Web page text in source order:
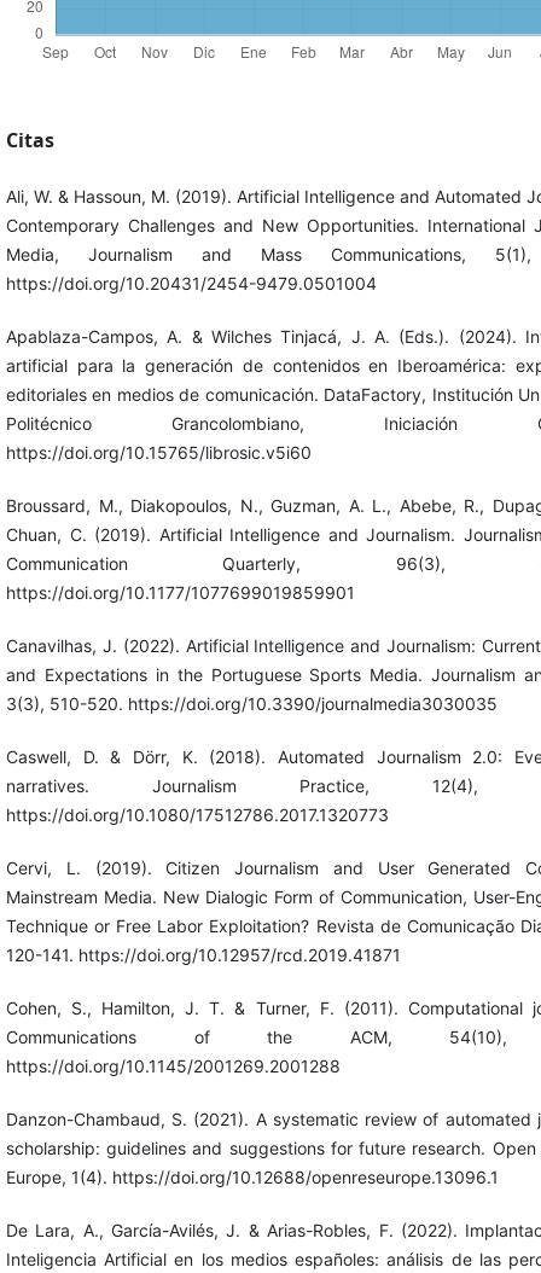
Citas
Ali, W. & Hassoun, M. (2019). Artificial Intelligence and Automated
Contemporary Challenges and New Opportunities. International
Media, Journalism and Mass Communications,
https://doi.org/10.20431/2454-9479.0501004
Apablaza-Campos, A. & Wilches Tinjacá, J. A. (Eds.). (2024).
artificial para la generación de contenidos en Iberoamérica:
editoriales en medios de comunicación. DataFactory, Institución
Politécnico Grancolombiano, Iniciación
https://doi.org/10.15765/librosic.v5i60
Broussard, M., Diakopoulos, N., Guzman, A. L., Abebe, R.,
Chuan, C. (2019). Artificial Intelligence and Journalism.
Communication Quarterly, 96(3),
https://doi.org/10.1177/1077699019859901
Canavilhas, J. (2022). Artificial Intelligence and Journalism:
and Expectations in the Portuguese Sports Media. Journalism
3(3), 510-520. https://doi.org/10.3390/journalmedia3030035
Caswell, D. & Dörr, K. (2018). Automated Journalism 2.0:
narratives. Journalism Practice, 12(4),
https://doi.org/10.1080/17512786.2017.1320773
Cervi, L. (2019). Citizen Journalism and User Generated
Mainstream Media. New Dialogic Form of Communication, User-
Technique or Free Labor Exploitation? Revista de Comunicação
120-141. https://doi.org/10.12957/rcd.2019.41871
Cohen, S., Hamilton, J. T. & Turner, F. (2011). Computational
Communications of the ACM, 54(10),
https://doi.org/10.1145/2001269.2001288
Danzon-Chambaud, S. (2021). A systematic review of automated
scholarship: guidelines and suggestions for future research. Open
Europe, 1(4). https://doi.org/10.12688/openreseurope.13096.1
De Lara, A., García-Avilés, J. & Arias-Robles, F. (2022).
Inteligencia Artificial en los medios españoles: análisis de las